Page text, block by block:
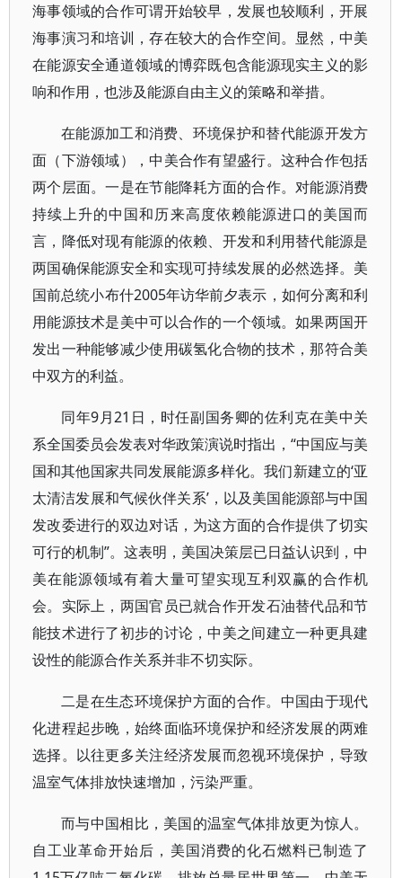
海事领域的合作可谓开始较早，发展也较顺利，开展
海事演习和培训，存在较大的合作空间。显然，中美
在能源安全通道领域的博弈既包含能源现实主义的影
响和作用，也涉及能源自由主义的策略和举措。
在能源加工和消费、环境保护和替代能源开发方
面（下游领域），中美合作有望盛行。这种合作包括
两个层面。一是在节能降耗方面的合作。对能源消费
持续上升的中国和历来高度依赖能源进口的美国而
言，降低对现有能源的依赖、开发和利用替代能源是
两国确保能源安全和实现可持续发展的必然选择。美
国前总统小布什2005年访华前夕表示，如何分离和利
用能源技术是美中可以合作的一个领域。如果两国开
发出一种能够减少使用碳氢化合物的技术，那符合美
中双方的利益。
同年9月21日，时任副国务卿的佐利克在美中关
系全国委员会发表对华政策演说时指出，“中国应与美
国和其他国家共同发展能源多样化。我们新建立的‘亚
太清洁发展和气候伙伴关系’，以及美国能源部与中国
发改委进行的双边对话，为这方面的合作提供了切实
可行的机制”。这表明，美国决策层已日益认识到，中
美在能源领域有着大量可望实现互利双赢的合作机
会。实际上，两国官员已就合作开发石油替代品和节
能技术进行了初步的讨论，中美之间建立一种更具建
设性的能源合作关系并非不切实际。
二是在生态环境保护方面的合作。中国由于现代
化进程起步晚，始终面临环境保护和经济发展的两难
选择。以往更多关注经济发展而忽视环境保护，导致
温室气体排放快速增加，污染严重。
而与中国相比，美国的温室气体排放更为惊人。
自工业革命开始后，美国消费的化石燃料已制造了